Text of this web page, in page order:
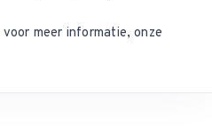
voor meer informatie, onze